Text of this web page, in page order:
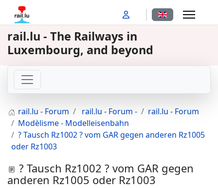
Select your
rail.lu - The Railways in
Luxembourg, and beyond
rail.lu - Forum rail.lu - Forum -
rail.lu - Forum
Modèlisme - Modelleisenbahn
? Tausch Rz1002 ? vom GAR gegen anderen Rz1005
oder Rz1003
? Tausch Rz1002 ? vom GAR gegen
anderen Rz1005 oder Rz1003